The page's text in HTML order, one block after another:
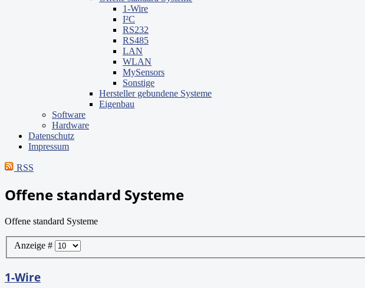
1-Wire
I²C
RS232
RS485
LAN
WLAN
MySensors
Sonstige
Hersteller gebundene Systeme
Eigenbau
Software
Hardware
Datenschutz
Impressum
RSS
Offene standard Systeme
Offene standard Systeme
Anzeige #
1-Wire